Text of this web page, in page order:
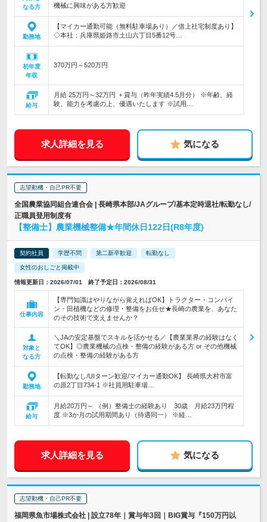
なる方
機械に興味がある方歓迎
勤務地
【マイカー通勤可能（無料駐車場あり）／借上社宅制度あり】
◇本社：兵庫県姫路市土山六丁目5番12号…
初年度
年収
370万円～520万円
給与
月給 25万円～32万円 ＋賞与（昨年実績4.5月分） ※年齢、経
験、能力を考慮の上、優遇いたします ※試用…
求人詳細を見る 気になる
志望動機・自己PR不要
全国農業協同組合連合会 | 長崎県本部/JAグループ/基本定時退社/転勤なし/
正職員登用制度有
【整備士】農業機械整備★年間休日122日(R8年度)
契約社員 学歴不問 第二新卒歓迎 転勤なし
女性のおしごと掲載中
情報更新日：2026/07/01 終了予定日：2026/08/31
仕事内容
【専門知識はやりながら覚えればOK】トラクター・コンバイ
ン・田植機などの修理・整備をお任せ★長崎の農業を、あなた
のその技術で支えませんか？
対象と
なる方
＼JAの安定基盤でスキルを活かせる／【農業業界の経験はなく
てOK】◎農業機械の点検・整備の経験がある方 or その他機械
の点検・整備の経験がある方
勤務地
【転勤なし/UIターン歓迎/マイカー通勤OK】 長崎県大村市富
の原2丁目734-1 ※社員用駐車場…
給与
月給20万円～ （例）整備士の経験あり 30歳 月給23万円程
度 ※3か月の試用期間あり（待遇同一） ※経…
求人詳細を見る 気になる
志望動機・自己PR不要
福岡県魚市場株式会社 | 設立78年｜賞与年3回｜BIG賞与『150万円以